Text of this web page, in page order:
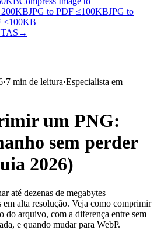
200KBJPG to PDF ≤100KBJPG to
≤100KB
→
·7 min de leitura·Especialista em
um PNG:
sem perder
2026)
até dezenas de megabytes —
em alta resolução. Veja como comprimir
do arquivo, com a diferença entre sem
e quando mudar para WebP.